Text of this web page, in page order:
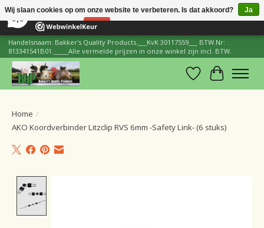
206 Reviews ×
Handelsnaam: Bakker's Quality Products.___KvK 30117559___ BTW.Nr:
813341541B01._____Alle vermelde prijzen in onze winkel zijn incl. BTW.
Verlanglijst
Home /
AKO Koordverbinder Litzclip RVS 6mm -Safety Link- (6 stuks)
Wij slaan cookies op om onze website te verbeteren. Is dat akkoord?
Ja
Nee